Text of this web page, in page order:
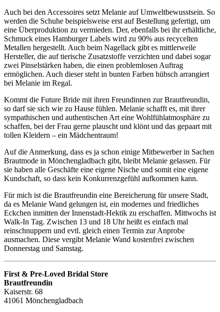
Auch bei den Accessoires setzt Melanie auf Umweltbewusstsein. So
werden die Schuhe beispielsweise erst auf Bestellung gefertigt, um
eine Überproduktion zu vermieden. Der, ebenfalls bei ihr erhältliche,
Schmuck eines Hamburger Labels wird zu 90% aus recycelten
Metallen hergestellt. Auch beim Nagellack gibt es mittlerweile
Hersteller, die auf tierische Zusatzstoffe verzichten und dabei sogar
zwei Pinselstärken haben, die einen problemlosen Auftrag
ermöglichen. Auch dieser steht in bunten Farben hübsch arrangiert
bei Melanie im Regal.
Kommt die Future Bride mit ihren Freundinnen zur Brautfreundin,
so darf sie sich wie zu Hause fühlen. Melanie schafft es, mit ihrer
sympathischen und authentischen Art eine Wohlfühlatmosphäre zu
schaffen, bei der Frau gerne plauscht und klönt und das gepaart mit
tollen Kleidern – ein Mädchentraum!
Auf die Anmerkung, dass es ja schon einige Mitbewerber in Sachen
Brautmode in Mönchengladbach gibt, bleibt Melanie gelassen. Für
sie haben alle Geschäfte eine eigene Nische und somit eine eigene
Kundschaft, so dass kein Konkurrenzgefühl aufkommen kann.
Für mich ist die Brautfreundin eine Bereicherung für unsere Stadt,
da es Melanie Wand gelungen ist, ein modernes und friedliches
Eckchen inmitten der Innenstadt-Hektik zu erschaffen. Mittwochs ist
Walk-In Tag. Zwischen 13 und 18 Uhr heißt es einfach mal
reinschnuppern und evtl. gleich einen Termin zur Anprobe
ausmachen. Diese vergibt Melanie Wand kostenfrei zwischen
Donnerstag und Samstag.
First & Pre-Loved Bridal Store
Brautfreundin
Kaiserstr. 68
41061 Mönchengladbach